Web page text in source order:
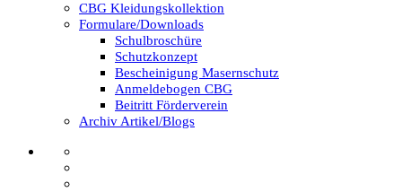
CBG Kleidungskollektion
Formulare/Downloads
Schulbroschüre
Schutzkonzept
Bescheinigung Masernschutz
Anmeldebogen CBG
Beitritt Förderverein
Archiv Artikel/Blogs